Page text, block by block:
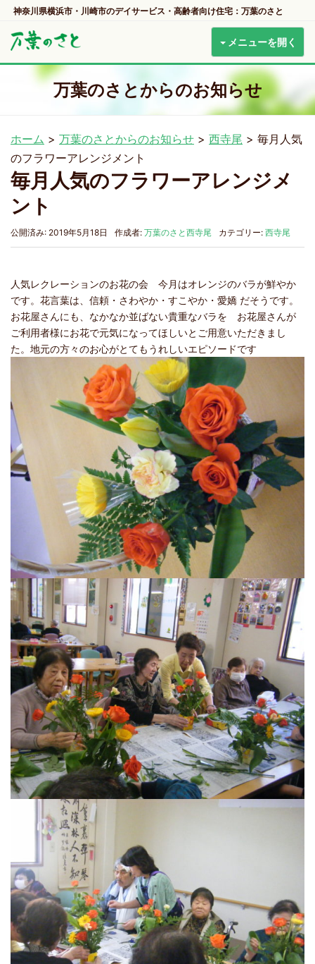
神奈川県横浜市・川崎市のデイサービス・高齢者向け住宅：万葉のさと
メニューを開く
万葉のさとからのお知らせ
ホーム > 万葉のさとからのお知らせ > 西寺尾 > 毎月人気
のフラワーアレンジメント
毎月人気のフラワーアレンジメ
ント
公開済み: 2019年5月18日 作成者: 万葉のさと西寺尾 カテゴリー: 西寺尾
人気レクレーションのお花の会 今月はオレンジのバラが鮮やか
です。花言葉は、信頼・さわやか・すこやか・愛嬌 だそうです。
お花屋さんにも、なかなか並ばない貴重なバラを お花屋さんが
ご利用者様にお花で元気になってほしいとご用意いただきまし
た。地元の方々のお心がとてもうれしいエピソードです